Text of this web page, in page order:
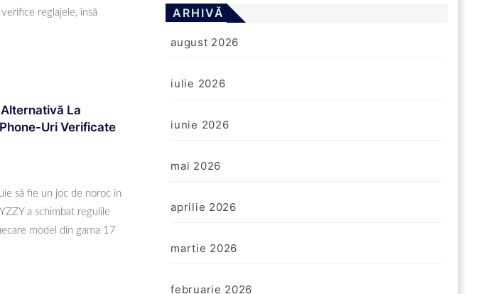
reglajele, însă
La
Uri Verificate
să fie un joc de noroc în
a schimbat regulile
model din gama 17
ARHIVĂ
august 2026
iulie 2026
iunie 2026
mai 2026
aprilie 2026
martie 2026
februarie 2026